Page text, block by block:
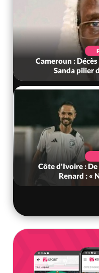
BAH Oumarou
les Eléphants,
être e...